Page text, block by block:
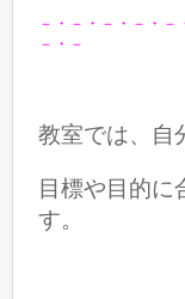
－・－・－・－・－
－・－
教室では、自
目標や目的に
す。